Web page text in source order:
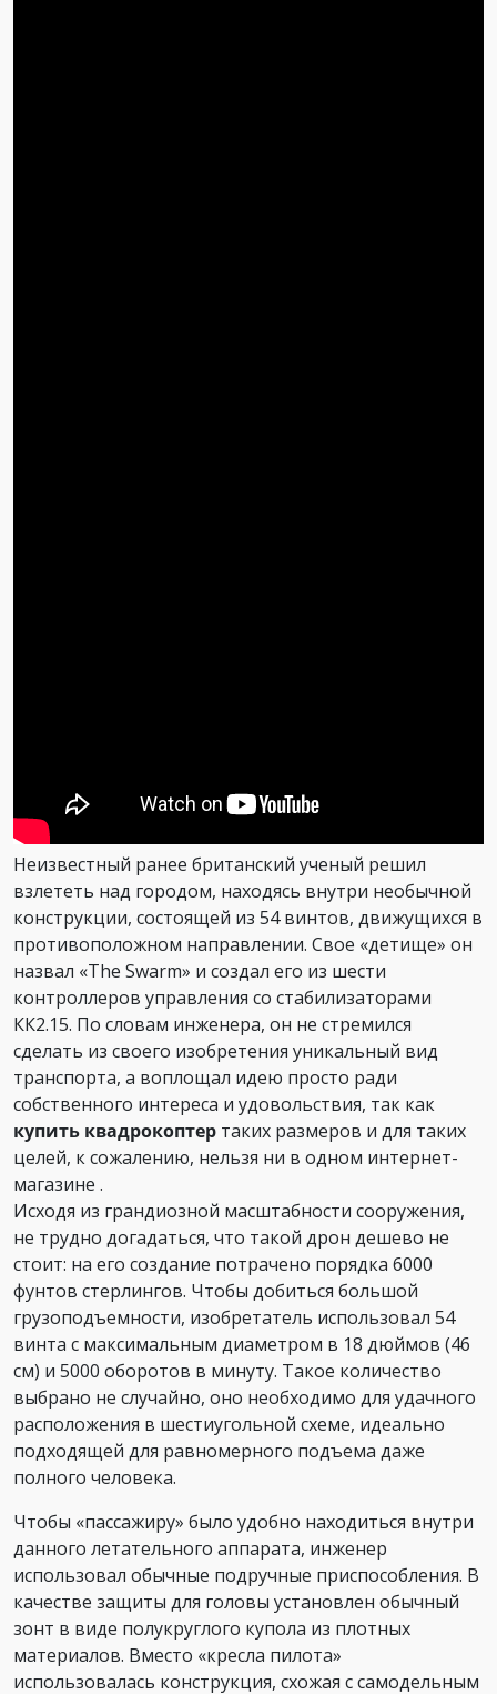
Неизвестный ранее британский ученый решил
взлететь над городом, находясь внутри необычной
конструкции, состоящей из 54 винтов, движущихся в
противоположном направлении. Свое «детище» он
назвал «The Swarm» и создал его из шести
контроллеров управления со стабилизаторами
КК2.15. По словам инженера, он не стремился
сделать из своего изобретения уникальный вид
транспорта, а воплощал идею просто ради
собственного интереса и удовольствия, так как
купить квадрокоптер таких размеров и для таких
целей, к сожалению, нельзя ни в одном интернет-
магазине .
Исходя из грандиозной масштабности сооружения,
не трудно догадаться, что такой дрон дешево не
стоит: на его создание потрачено порядка 6000
фунтов стерлингов. Чтобы добиться большой
грузоподъемности, изобретатель использовал 54
винта с максимальным диаметром в 18 дюймов (46
см) и 5000 оборотов в минуту. Такое количество
выбрано не случайно, оно необходимо для удачного
расположения в шестиугольной схеме, идеально
подходящей для равномерного подъема даже
полного человека.
Чтобы «пассажиру» было удобно находиться внутри
данного летательного аппарата, инженер
использовал обычные подручные приспособления. В
качестве защиты для головы установлен обычный
зонт в виде полукруглого купола из плотных
материалов. Вместо «кресла пилота»
использовалась конструкция, схожая с самодельным